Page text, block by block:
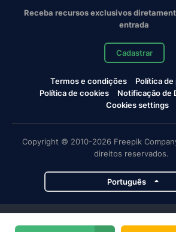
Receba recursos exclusivos
entrada
Cadastrar
Termos e condições
Política
Política de cookies
Notificação de
Cookies settings
Copyright © 2010-2026 Freepik
direitos reservados.
Português